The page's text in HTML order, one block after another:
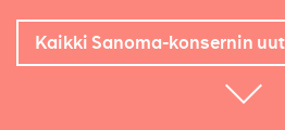
Kaikki Sanoma-konsernin